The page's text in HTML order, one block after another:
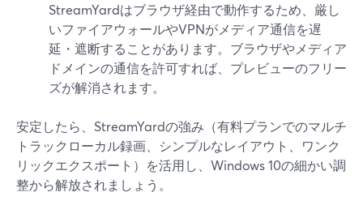
StreamYardはブラウザ経由で動作するため、厳し
いファイアウォールやVPNがメディア通信を遅
延・遮断することがあります。ブラウザやメディア
ドメインの通信を許可すれば、プレビューのフリー
ズが解消されます。
安定したら、StreamYardの強み（有料プランでのマルチ
トラックローカル録画、シンプルなレイアウト、ワンク
リックエクスポート）を活用し、Windows 10の細かい調
整から解放されましょう。